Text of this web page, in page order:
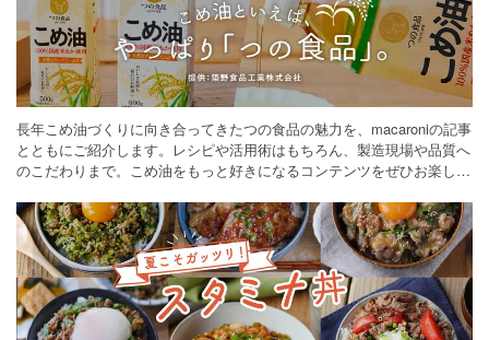
長年こめ油づくりに向き合ってきたつの食品の魅力を、macaroniの記事
とともにご紹介します。レシピや活用術はもちろん、製造現場や品質へ
のこだわりまで。こめ油をもっと好きになるコンテンツをぜひお楽しみ